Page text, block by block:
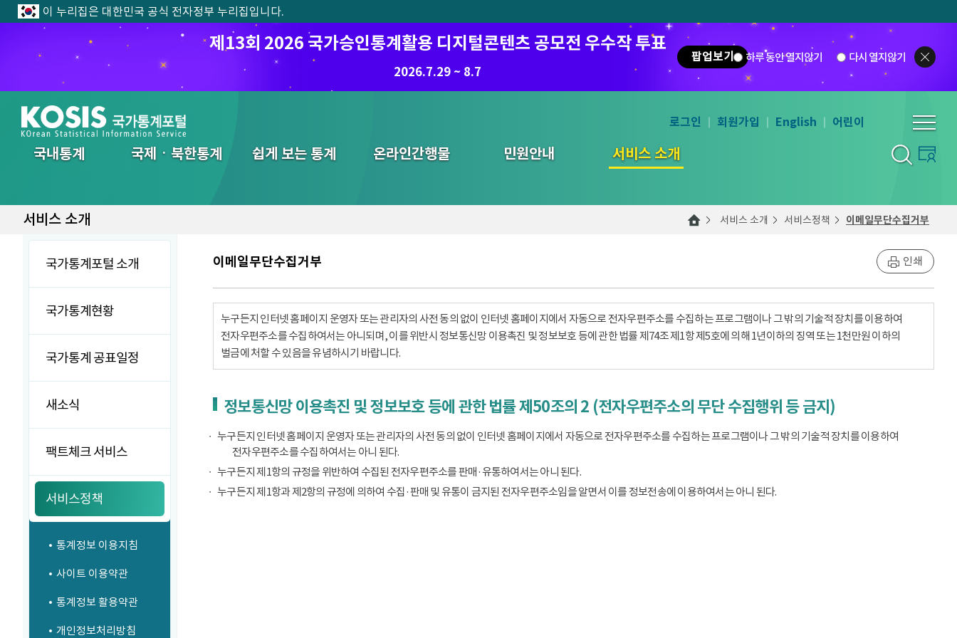
이 누리집은 대한민국 공식 전자정부 누리집입니다.
제13회 2026 국가승인통계활용 디지털콘텐츠 공모전 우수작 투표
2026.7.29 ~ 8.7
팝업보기 하루 동안 열지않기 다시 열지않기
국내통계 국제ㆍ북한통계 쉽게 보는 통계 온라인간행물 민원안내 서비스 소개
통합검색
로그인 회원가입 English 어린이
서비스 소개 서비스 소개 서비스정책 이메일무단수집거부
국가통계포털 소개
국가통계현황
국가통계 공표일정
새소식
팩트체크 서비스
서비스정책
통계정보 이용지침
사이트 이용약관
통계정보 활용약관
개인정보처리방침
이메일무단수집거부 인쇄
누구든지 인터넷 홈페이지 운영자 또는 관리자의 사전 동의 없이 인터넷 홈페이지에서 자동으로 전자우편주소를 수집하는 프로그램이나 그 밖의 기술적 장치를 이용하여
전자우편주소를 수집하여서는 아니되며, 이를 위반시 정보통신망 이용촉진 및 정보보호 등에 관한 법률 제74조 제1항 제5호에 의해 1년이하의 징역 또는 1천만원 이하의
벌금에 처할 수 있음을 유념하시기 바랍니다.
정보통신망 이용촉진 및 정보보호 등에 관한 법률 제50조의 2 (전자우편주소의 무단 수집행위 등 금지)
누구든지 인터넷 홈페이지 운영자 또는 관리자의 사전 동의 없이 인터넷 홈페이지에서 자동으로 전자우편주소를 수집하는 프로그램이나 그 밖의 기술적 장치를 이용하여
전자우편주소를 수집하여서는 아니 된다.
누구든지 제1항의 규정을 위반하여 수집된 전자우편주소를 판매·유통하여서는 아니 된다.
누구든지 제1항과 제2항의 규정에 의하여 수집·판매 및 유통이 금지된 전자우편주소임을 알면서 이를 정보전송에 이용하여서는 아니 된다.